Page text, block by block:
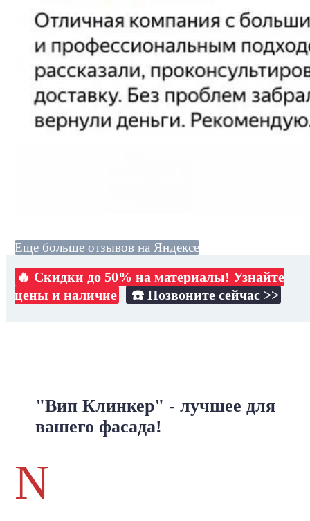
Еще больше отзывов на Яндексе
🔥 Скидки до 50% на материалы! Узнайте
цены и наличие
☎️ Позвоните сейчас >>
"Вип Клинкер" - лучшее для
вашего фасада!
N